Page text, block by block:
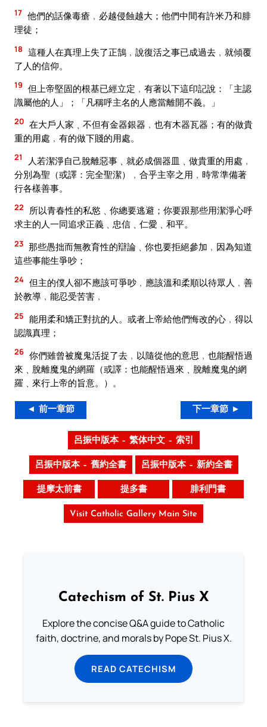
17 他們的話像毒瘡﹐必越侵蝕越大；他們中間有許米乃和腓
理徒；
18 這種人在真理上失了正鵠﹐說復活之事已成過去﹐就傾覆
了人的信仰。
19 但上帝堅固的根基已經立定﹐有著以下這印記說：「主認
識屬他的人」；「凡稱呼主名的人應當離開不義。」
20 在大戶人家﹑不但有金器銀器﹐也有木器瓦器；有的做貴
重的用處﹐有的做下賤的用處。
21
人若潔淨自己脫離惡事﹑就必成個器皿﹑做貴重的用處﹐
分別為聖（或譯：完全聖潔）﹐合乎主宰之用﹐時常準備著
行各樣善事。
22
所以青春性的私慾﹑你總要逃避；你要跟那些用潔淨心呼
求主的人一同追求正義﹑忠信﹑仁愛﹑和平。
23 那些愚拙而無教育性的辯論﹑你也要拒絕參加﹐因為知道
這些事能生爭吵；
24 但主的僕人卻不應該可爭吵﹐應該溫和柔順以待眾人﹐善
於教導﹐能忍受苦害﹐
25 能用柔和矯正對抗的人。或者上帝給他們悔改的心﹐得以
認識真理；
26 你們雖曾被魔鬼活捉了去﹐以隨從他的意思﹐也能醒悟過
來﹑脫離魔鬼的網羅（或譯：也能醒悟過來﹑脫離魔鬼的網
羅﹑來行上帝的旨意。）。
◄ 前一章節 下一章節 ►
呂振中版本 – 繁体中文 – 索引
呂振中版本 – 舊約全書 呂振中版本 – 新約全書
提摩太前書 提多書 腓利門書
Visit Catholic Gallery Main Site
Catechism of St. Pius X
Explore the concise Q&A guide to Catholic
faith, doctrine, and morals by Pope St. Pius X.
READ CATECHISM